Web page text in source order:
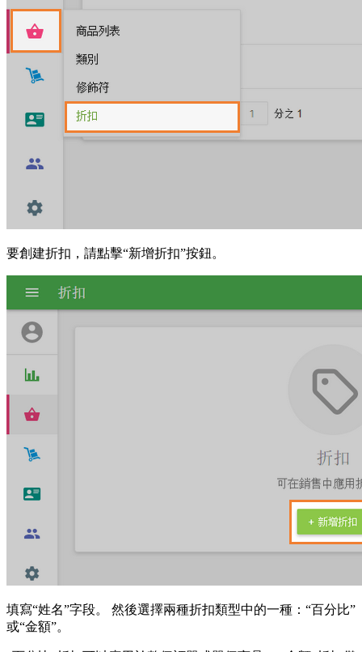
要創建折扣，請點擊“新增折扣”按鈕。
填寫“姓名”字段。 然後選擇兩種折扣類型中的一種：“百分比”
或“金額”。